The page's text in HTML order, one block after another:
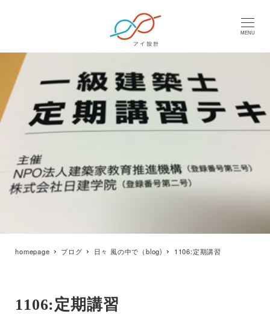
MENU
homepage ブログ 日々 風の中で（blog) 1106:定期講習
1106:定期講習